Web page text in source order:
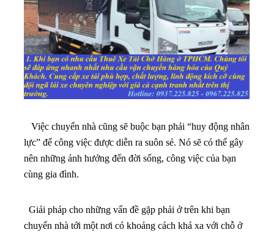
Việc chuyển nhà cũng sẽ buộc bạn phải “huy động nhân
lực” để công việc được diễn ra suôn sẻ. Nó sẽ có thể gây
nên những ảnh hưởng đến đời sống, công việc của bạn
cùng gia đình.
Giải pháp cho những vấn đề gặp phải ở trên khi bạn
chuyển nhà tới một nơi có khoảng cách khá xa với chỗ ở